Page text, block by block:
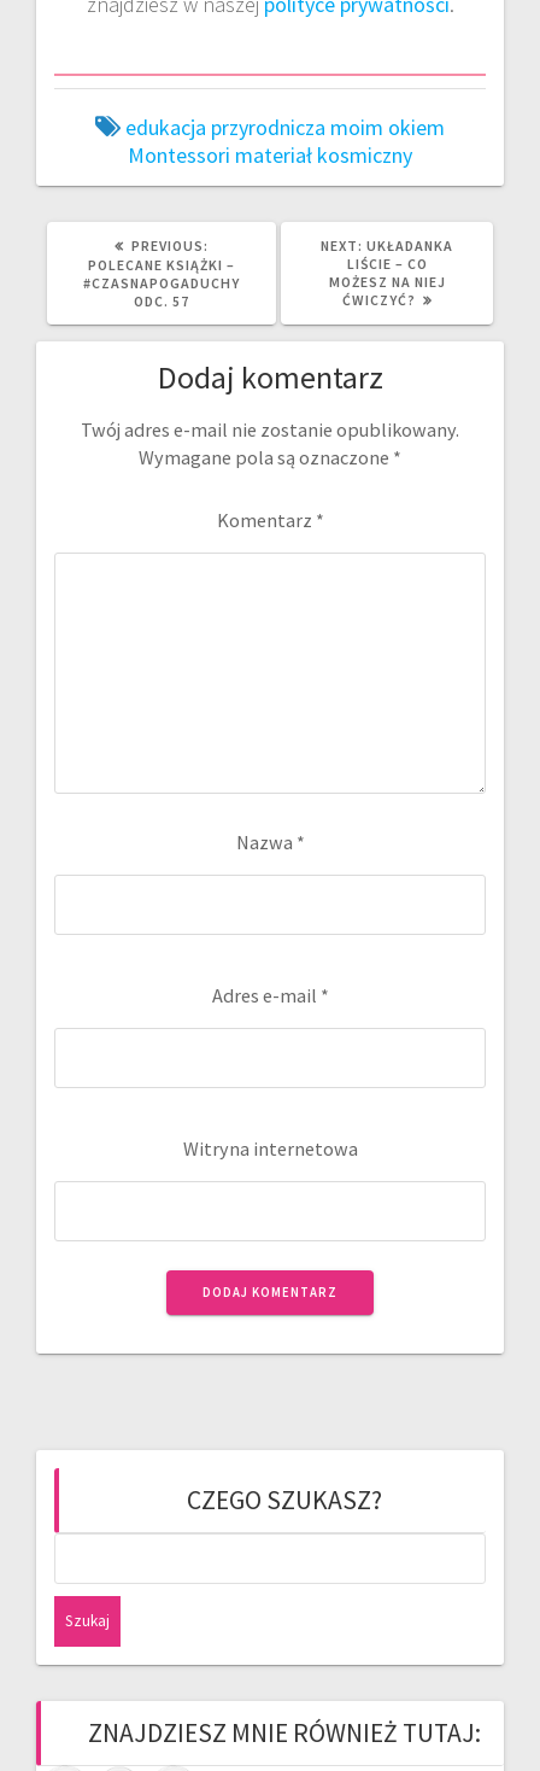
edukacja przyrodnicza moim okiem
Montessori materiał kosmiczny
PREVIOUS:
POST:
POLECANE KSIĄŻKI –
#CZASNAPOGADUCHY
ODC. 57
NEXT: NEXT
POST:
UKŁADANKA
LIŚCIE – CO
MOŻESZ NA NIEJ
ĆWICZYĆ?
Dodaj komentarz
Twój adres e-mail nie zostanie opublikowany.
Wymagane pola są oznaczone *
Komentarz *
Nazwa *
Adres e-mail *
Witryna internetowa
CZEGO SZUKASZ?
ZNAJDZIESZ MNIE RÓWNIEŻ TUTAJ: